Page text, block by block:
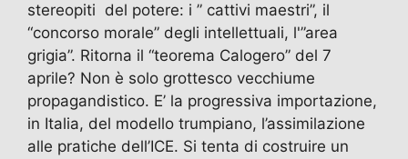
stereopiti del potere: i ” cattivi maestri”, il
“concorso morale” degli intellettuali, l'”area
grigia”. Ritorna il “teorema Calogero” del 7
aprile? Non è solo grottesco vecchiume
propagandistico. E’ la progressiva importazione,
in Italia, del modello trumpiano, l’assimilazione
alle pratiche dell’ICE. Si tenta di costruire un